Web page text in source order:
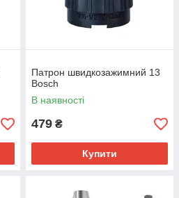
Патрон швидкозажимний 13
Bosch
В наявності
479 ₴
Купити